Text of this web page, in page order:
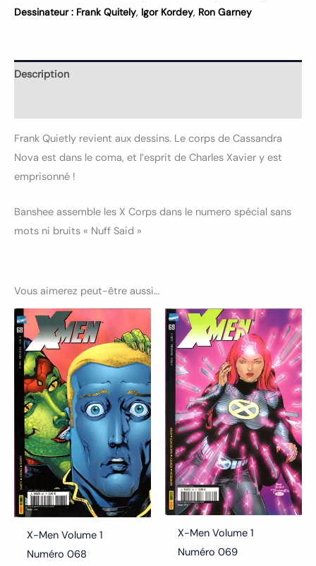
Dessinateur : Frank Quitely, Igor Kordey, Ron Garney
Description
Frank Quietly revient aux dessins. Le corps de Cassandra
Nova est dans le coma, et l’esprit de Charles Xavier y est
emprisonné !
Banshee assemble les X Corps dans le numero spécial sans
mots ni bruits « Nuff Said »
Vous aimerez peut-être aussi…
X-Men Volume 1
Numéro 068
X-Men Volume 1
Numéro 069